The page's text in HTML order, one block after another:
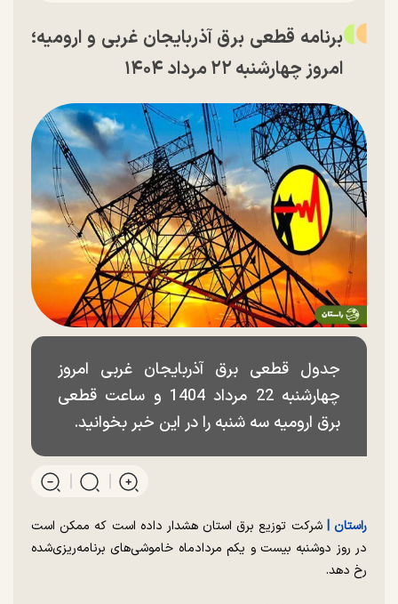
برنامه قطعی برق آذربایجان غربی و ارومیه؛
امروز چهارشنبه ۲۲ مرداد ۱۴۰۴
جدول قطعی برق آذربایجان غربی امروز
چهارشنبه 22 مرداد 1404 و ساعت قطعی
برق ارومیه سه شنبه را در این خبر بخوانید.
راستان | شرکت توزیع برق استان هشدار داده است که ممکن است
در روز دوشنبه بیست و یکم مردادماه خاموشی‌های برنامه‌ریزی‌شده
رخ دهد.